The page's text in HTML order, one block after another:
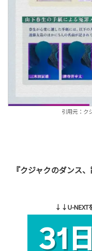
引用元：ク
『クジャクのダンス
↓↓U-NEXT